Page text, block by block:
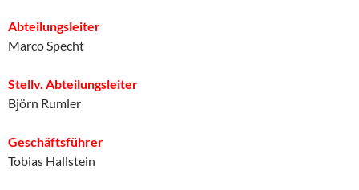
Abteilungsleiter
Marco Specht
Stellv. Abteilungsleiter
Björn Rumler
Geschäftsführer
Tobias Hallstein